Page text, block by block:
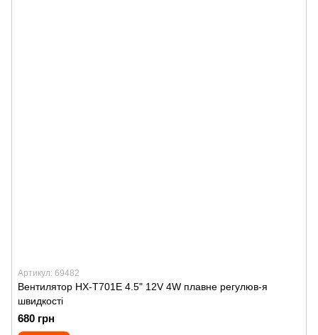
Артикул: 69482
Вентилятор HX-T701E 4.5" 12V 4W плавне регулюв-я
швидкості
680 грн